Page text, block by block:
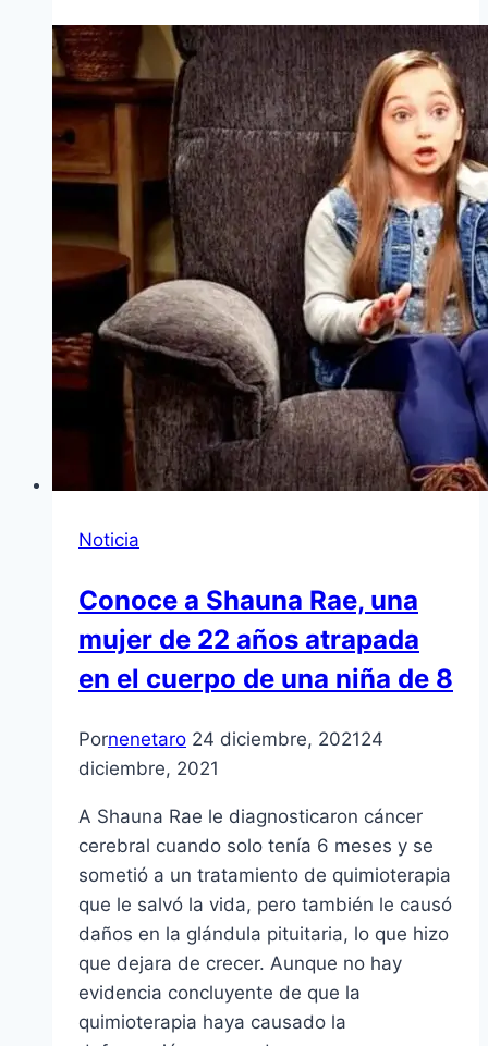
Noticia
Conoce a Shauna Rae, una
mujer de 22 años atrapada
en el cuerpo de una niña de 8
Pornenetaro 24 diciembre, 202124
diciembre, 2021
A Shauna Rae le diagnosticaron cáncer
cerebral cuando solo tenía 6 meses y se
sometió a un tratamiento de quimioterapia
que le salvó la vida, pero también le causó
daños en la glándula pituitaria, lo que hizo
que dejara de crecer. Aunque no hay
evidencia concluyente de que la
quimioterapia haya causado la